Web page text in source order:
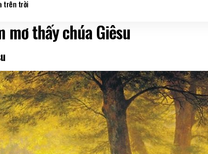
trên trời
mơ thấy chúa Giêsu